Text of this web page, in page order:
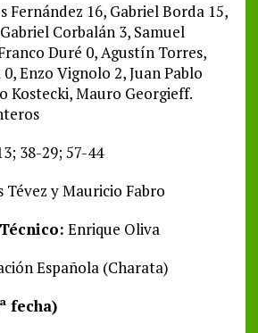
Fernández 16, Gabriel Borda 15,
Corbalán 3, Samuel
Duré 0, Agustín Torres,
Enzo Vignolo 2, Juan Pablo
Kostecki, Mauro Georgieff.
38-29; 57-44
Tévez y Mauricio Fabro
Enrique Oliva
Española (Charata)
fecha)